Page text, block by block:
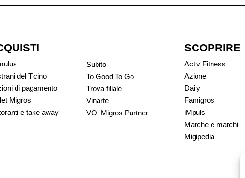
del Ticino
di pagamento
Migros
e take away
Subito
To Good To Go
Trova filiale
Vinarte
VOI Migros Partner
SCOPRIRE
Activ Fitness
Azione
Daily
Famigros
iMpuls
Marche e marchi
Migipedia